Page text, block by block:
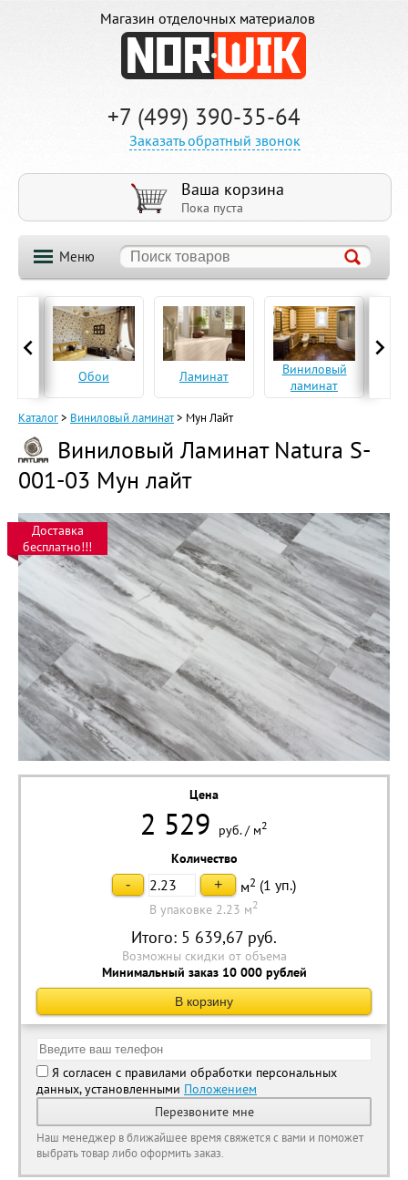
Магазин отделочных материалов
+7 (499) 390-35-64
Заказать обратный звонок
Ваша корзина
Пока пуста
Меню
Обои Ламинат
Виниловый
ламинат
Каталог> Виниловый ламинат> Мун Лайт
Виниловый Ламинат Natura S-
001-03 Мун лайт
Доставка
бесплатно!!!
Цена
2 529 руб./ м2
Количество
- + м2 (1 уп.)
В упаковке 2.23 м2
Итого: 5 639,67 руб.
Возможны скидки от объема
Минимальный заказ 10 000 рублей
В корзину
Я согласен с правилами обработки персональных
данных, установленными Положением
Перезвоните мне
Наш менеджер в ближайшее время свяжется с вами и поможет
выбрать товар либо оформить заказ.